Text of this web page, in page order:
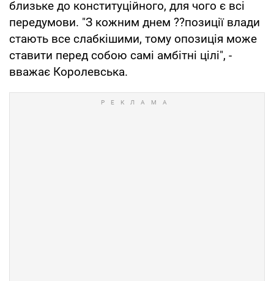
близьке до конституційного, для чого є всі
передумови. "З кожним днем ??позиції влади
стають все слабкішими, тому опозиція може
ставити перед собою самі амбітні цілі", -
вважає Королевська.